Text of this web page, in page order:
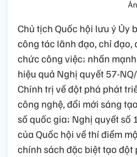
Chủ tịch Quốc hội lưu ý Ủy
công tác lãnh đạo, chỉ đạo,
chức công việc; nhấn
hiệu quả Nghị quyết 57-
Chính trị về đột phá phát
công nghệ, đổi mới sáng
số quốc gia; Nghị quyết số
của Quốc hội về thí điểm
chính sách đặc biệt tạo đột